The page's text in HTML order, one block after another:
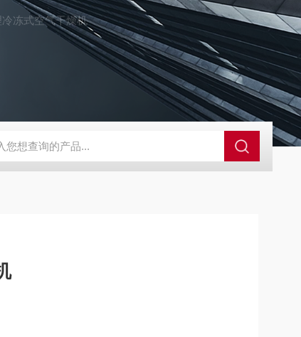
冻式空气干燥机
京都电子燃气量空调帐篷测量仪 E3Z-BOMRON放大器